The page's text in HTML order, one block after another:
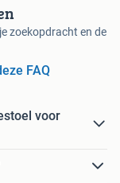
zoekopdracht en de
FAQ
voor